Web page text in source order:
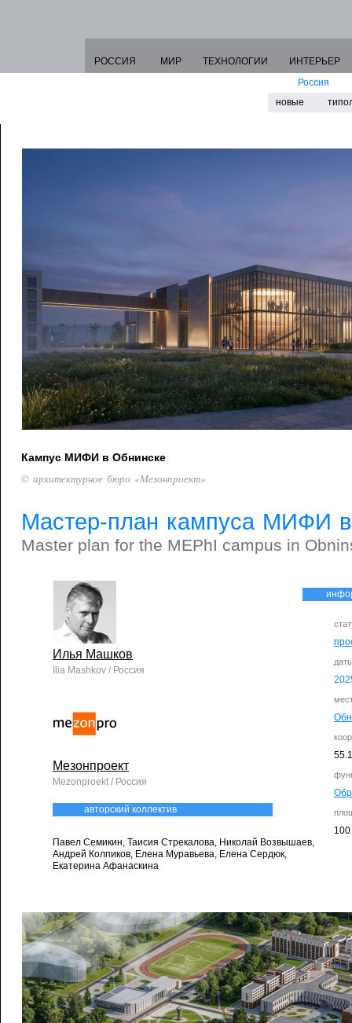
РОССИЯ МИР ТЕХНОЛОГИИ
ИНТЕРЬЕР
Россия
новые
Кампус МИФИ в Обнинске
© архитектурное бюро «Мезонпроект»
Мастер-план кампуса МИФИ
Master plan for the MEPhI campus in
100
Илья Машков
Ilia Mashkov / Россия
Мезонпроект
Mezonproekt / Россия
авторский коллектив
Павел Семикин, Таисия Стрекалова, Николай Возвышаев,
Андрей Колпиков, Елена Муравьева, Елена Сердюк,
Екатерина Афанаскина